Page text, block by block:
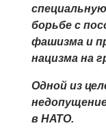
борьбе с
фашизма и
нацизма на
Одной из
в НАТО.